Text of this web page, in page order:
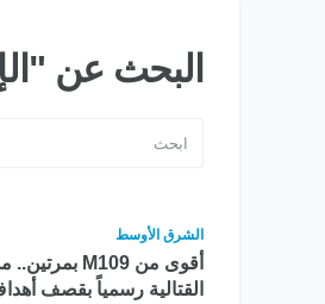
البحث عن
الشرق الأوسط
القتالية رسمياً بقصف